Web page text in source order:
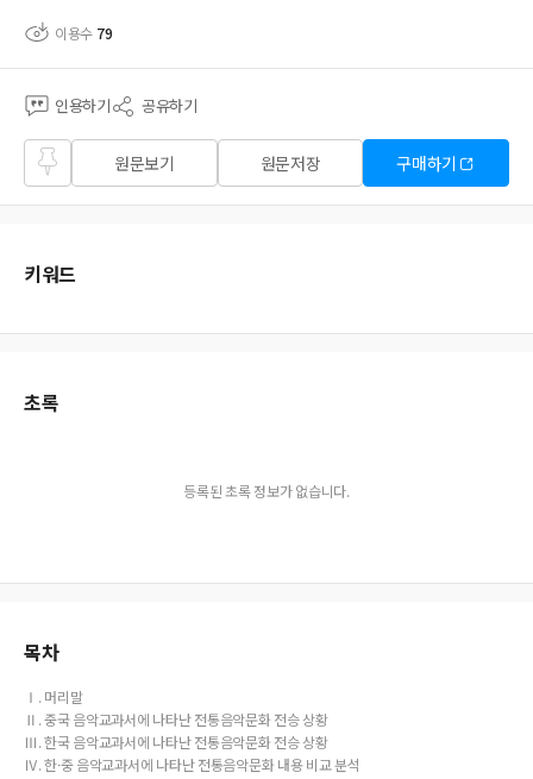
이용수 79
인용하기 공유하기
즐겨
찾기
원문보기 원문저장 구매하기
키워드
초록
등록된 초록 정보가 없습니다.
목차
Ⅰ. 머리말
Ⅱ. 중국 음악교과서에 나타난 전통음악문화 전승 상황
Ⅲ. 한국 음악교과서에 나타난 전통음악문화 전승 상황
Ⅳ. 한·중 음악교과서에 나타난 전통음악문화 내용 비교 분석